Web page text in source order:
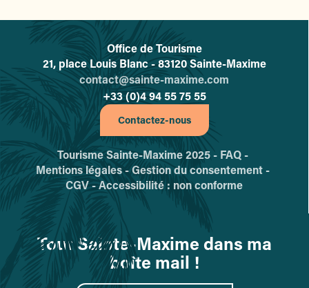
L'office de tourisme de Sainte-
Office de Tourisme
21, place Louis Blanc - 83120 Sainte-Maxime
contact@sainte-maxime.com
+33 (0)4 94 55 75 55
Contactez-nous
Tourisme Sainte-Maxime 2025 - FAQ -
Mentions légales -Gestion du consentement -
CGV -Accessibilité : non conforme
Tout Sainte-Maxime dans ma
boîte mail !